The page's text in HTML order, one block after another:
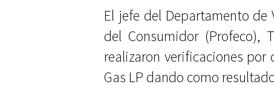
El jefe del Departamento de
del Consumidor (Profeco),
realizaron verificaciones por
Gas LP dando como